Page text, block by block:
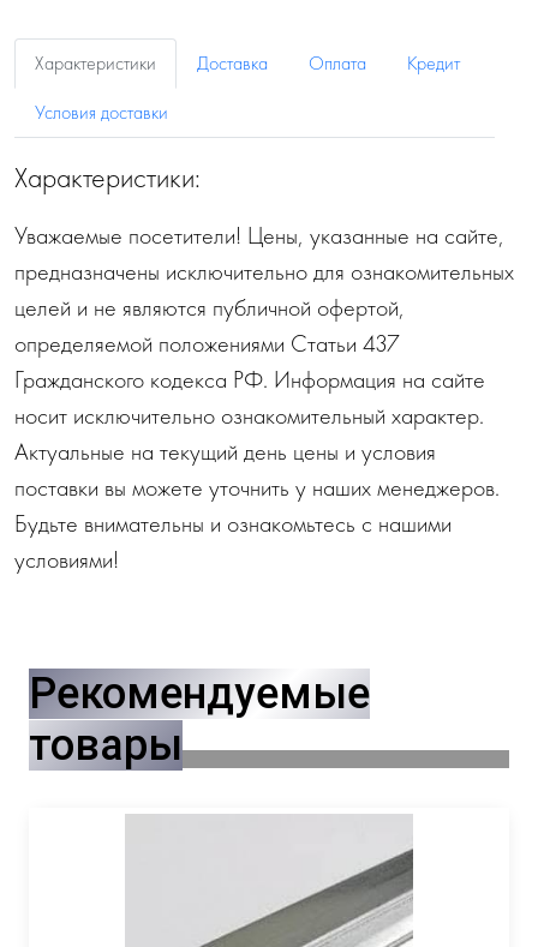
Характеристики Доставка Оплата
Кредит
Условия доставки
Характеристики:
Уважаемые посетители! Цены, указанные на сайте,
предназначены исключительно для ознакомительных
целей и не являются публичной офертой,
определяемой положениями Статьи 437
Гражданского кодекса РФ. Информация на сайте
носит исключительно ознакомительный характер.
Актуальные на текущий день цены и условия
поставки вы можете уточнить у наших менеджеров.
Будьте внимательны и ознакомьтесь с нашими
условиями!
Рекомендуемые
товары